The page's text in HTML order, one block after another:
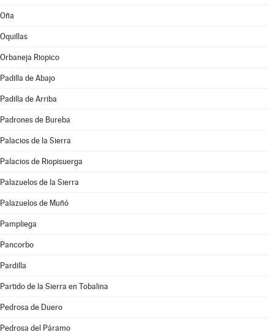
Oña
Oquillas
Orbaneja Riopico
Padilla de Abajo
Padilla de Arriba
Padrones de Bureba
Palacios de la Sierra
Palacios de Riopisuerga
Palazuelos de la Sierra
Palazuelos de Muñó
Pampliega
Pancorbo
Pardilla
Partido de la Sierra en Tobalina
Pedrosa de Duero
Pedrosa del Páramo